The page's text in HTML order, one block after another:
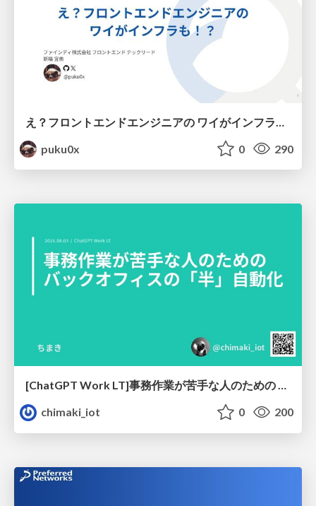
puku0x
0 290
[ChatGPT Work LT]事務作業が苦手な人のための バックオフィスの「半」自動化
chimaki_iot
0 200